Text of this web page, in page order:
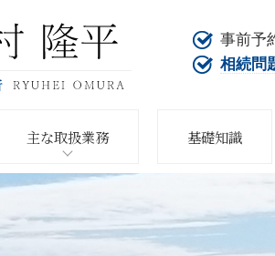
事前予
相続問
主な取扱業務 基礎知識